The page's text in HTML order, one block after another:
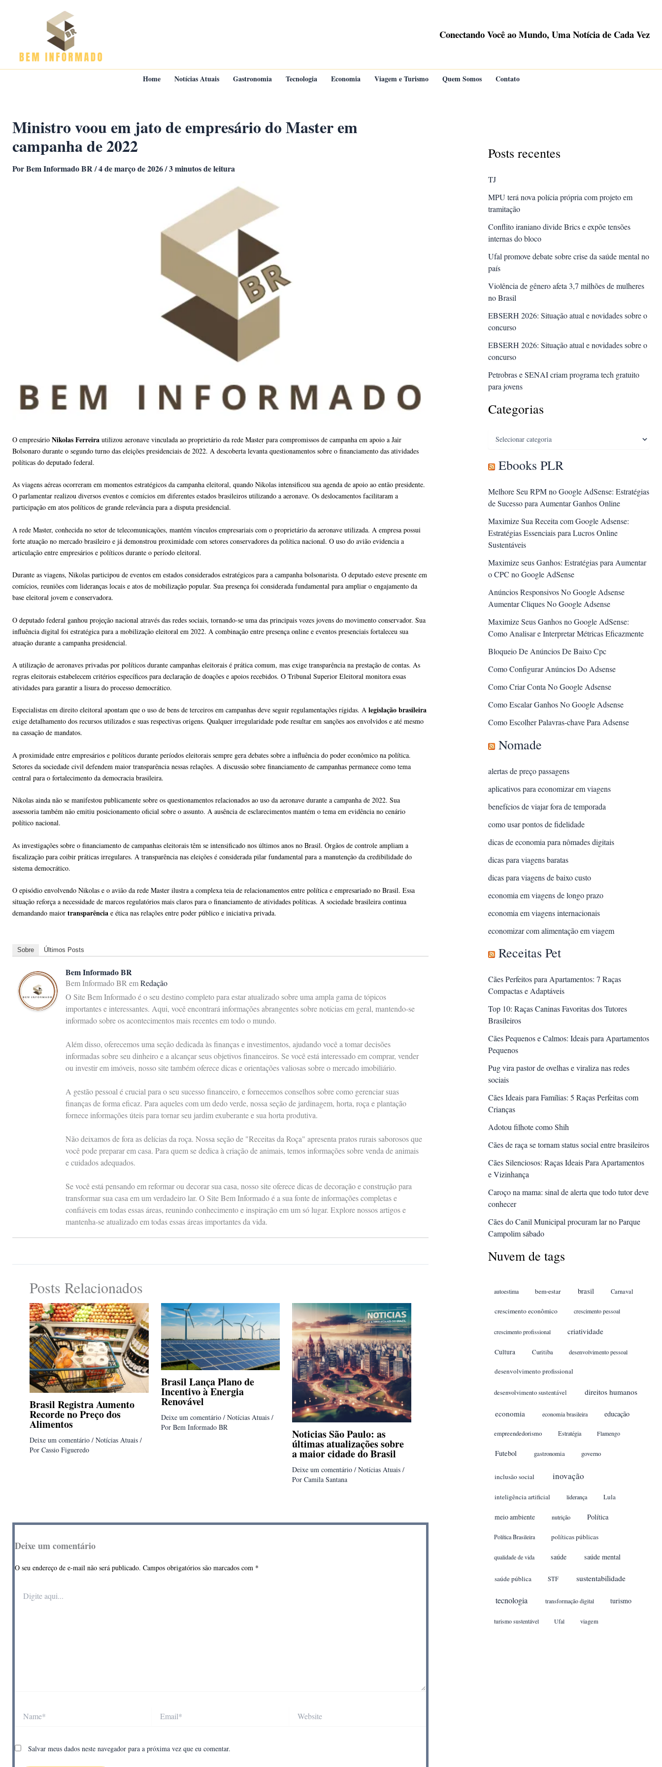
Conectando Você ao Mundo, Uma Notícia de Cada Vez
Home Notícias Atuais Gastronomia Tecnologia Economia Viagem e Turismo Quem Somos Contato
Ministro voou em jato de empresário do Master em
campanha de 2022
PorBem Informado BR/4 de março de 2026/3 minutos de leitura
O empresário Nikolas Ferreira utilizou aeronave vinculada ao proprietário da rede Master para compromissos de campanha em apoio a Jair
Bolsonaro durante o segundo turno das eleições presidenciais de 2022. A descoberta levanta questionamentos sobre o financiamento das atividades
políticas do deputado federal.
As viagens aéreas ocorreram em momentos estratégicos da campanha eleitoral, quando Nikolas intensificou sua agenda de apoio ao então presidente.
O parlamentar realizou diversos eventos e comícios em diferentes estados brasileiros utilizando a aeronave. Os deslocamentos facilitaram a
participação em atos políticos de grande relevância para a disputa presidencial.
A rede Master, conhecida no setor de telecomunicações, mantém vínculos empresariais com o proprietário da aeronave utilizada. A empresa possui
forte atuação no mercado brasileiro e já demonstrou proximidade com setores conservadores da política nacional. O uso do avião evidencia a
articulação entre empresários e políticos durante o período eleitoral.
Durante as viagens, Nikolas participou de eventos em estados considerados estratégicos para a campanha bolsonarista. O deputado esteve presente em
comícios, reuniões com lideranças locais e atos de mobilização popular. Sua presença foi considerada fundamental para ampliar o engajamento da
base eleitoral jovem e conservadora.
O deputado federal ganhou projeção nacional através das redes sociais, tornando-se uma das principais vozes jovens do movimento conservador. Sua
influência digital foi estratégica para a mobilização eleitoral em 2022. A combinação entre presença online e eventos presenciais fortaleceu sua
atuação durante a campanha presidencial.
A utilização de aeronaves privadas por políticos durante campanhas eleitorais é prática comum, mas exige transparência na prestação de contas. As
regras eleitorais estabelecem critérios específicos para declaração de doações e apoios recebidos. O Tribunal Superior Eleitoral monitora essas
atividades para garantir a lisura do processo democrático.
Especialistas em direito eleitoral apontam que o uso de bens de terceiros em campanhas deve seguir regulamentações rígidas. A legislação brasileira
exige detalhamento dos recursos utilizados e suas respectivas origens. Qualquer irregularidade pode resultar em sanções aos envolvidos e até mesmo
na cassação de mandatos.
A proximidade entre empresários e políticos durante períodos eleitorais sempre gera debates sobre a influência do poder econômico na política.
Setores da sociedade civil defendem maior transparência nessas relações. A discussão sobre financiamento de campanhas permanece como tema
central para o fortalecimento da democracia brasileira.
Nikolas ainda não se manifestou publicamente sobre os questionamentos relacionados ao uso da aeronave durante a campanha de 2022. Sua
assessoria também não emitiu posicionamento oficial sobre o assunto. A ausência de esclarecimentos mantém o tema em evidência no cenário
político nacional.
As investigações sobre o financiamento de campanhas eleitorais têm se intensificado nos últimos anos no Brasil. Órgãos de controle ampliam a
fiscalização para coibir práticas irregulares. A transparência nas eleições é considerada pilar fundamental para a manutenção da credibilidade do
sistema democrático.
O episódio envolvendo Nikolas e o avião da rede Master ilustra a complexa teia de relacionamentos entre política e empresariado no Brasil. Essa
situação reforça a necessidade de marcos regulatórios mais claros para o financiamento de atividades políticas. A sociedade brasileira continua
demandando maior transparência e ética nas relações entre poder público e iniciativa privada.
Sobre Últimos Posts
Bem Informado BR
Bem Informado BRemRedação
O Site Bem Informado é o seu destino completo para estar atualizado sobre uma ampla gama de tópicos
importantes e interessantes. Aqui, você encontrará informações abrangentes sobre notícias em geral, mantendo-se
informado sobre os acontecimentos mais recentes em todo o mundo.
Além disso, oferecemos uma seção dedicada às finanças e investimentos, ajudando você a tomar decisões
informadas sobre seu dinheiro e a alcançar seus objetivos financeiros. Se você está interessado em comprar, vender
ou investir em imóveis, nosso site também oferece dicas e orientações valiosas sobre o mercado imobiliário.
A gestão pessoal é crucial para o seu sucesso financeiro, e fornecemos conselhos sobre como gerenciar suas
finanças de forma eficaz. Para aqueles com um dedo verde, nossa seção de jardinagem, horta, roça e plantação
fornece informações úteis para tornar seu jardim exuberante e sua horta produtiva.
Não deixamos de fora as delícias da roça. Nossa seção de "Receitas da Roça" apresenta pratos rurais saborosos que
você pode preparar em casa. Para quem se dedica à criação de animais, temos informações sobre venda de animais
e cuidados adequados.
Se você está pensando em reformar ou decorar sua casa, nosso site oferece dicas de decoração e construção para
transformar sua casa em um verdadeiro lar. O Site Bem Informado é a sua fonte de informações completas e
confiáveis em todas essas áreas, reunindo conhecimento e inspiração em um só lugar. Explore nossos artigos e
mantenha-se atualizado em todas essas áreas importantes da vida.
Posts Relacionados
Brasil Registra Aumento
Recorde no Preço dos
Alimentos
Deixe um comentário / Notícias Atuais /
Por Cassio Figueredo
Brasil Lança Plano de
Incentivo à Energia
Renovável
Deixe um comentário / Notícias Atuais/
Por Bem Informado BR Noticias São Paulo: as
últimas atualizações sobre
a maior cidade do Brasil
Deixe um comentário /Notícias Atuais /
PorCamila Santana
Deixe um comentário
O seu endereço de e-mail não será publicado. Campos obrigatórios são marcados com *
aqui...
Salvar meus dados neste navegador para a próxima vez que eu comentar.
Posts recentes
TJ
MPU terá nova polícia própria com projeto em
tramitação
Conflito iraniano divide Brics e expõe tensões
internas do bloco
Ufal promove debate sobre crise da saúde mental no
país
Violência de gênero afeta 3,7 milhões de mulheres
no Brasil
EBSERH 2026: Situação atual e novidades sobre o
concurso
EBSERH 2026: Situação atual e novidades sobre o
concurso
Petrobras e SENAI criam programa tech gratuito
para jovens
Categorias
Ebooks PLR
Melhore Seu RPM no Google AdSense: Estratégias
de Sucesso para Aumentar Ganhos Online
Maximize Sua Receita com Google Adsense:
Estratégias Essenciais para Lucros Online
Sustentáveis
Maximize seus Ganhos: Estratégias para Aumentar
o CPC no Google AdSense
Anúncios Responsivos No Google Adsense
Aumentar Cliques No Google Adsense
Maximize Seus Ganhos no Google AdSense:
Como Analisar e Interpretar Métricas Eficazmente
Bloqueio De Anúncios De Baixo Cpc
Como Configurar Anúncios Do Adsense
Como Criar Conta No Google Adsense
Como Escalar Ganhos No Google Adsense
Como Escolher Palavras-chave Para Adsense
Nomade
alertas de preço passagens
aplicativos para economizar em viagens
benefícios de viajar fora de temporada
como usar pontos de fidelidade
dicas de economia para nômades digitais
dicas para viagens baratas
dicas para viagens de baixo custo
economia em viagens de longo prazo
economia em viagens internacionais
economizar com alimentação em viagem
Receitas Pet
Cães Perfeitos para Apartamentos: 7 Raças
Compactas e Adaptáveis
Top 10: Raças Caninas Favoritas dos Tutores
Brasileiros
Cães Pequenos e Calmos: Ideais para Apartamentos
Pequenos
Pug vira pastor de ovelhas e viraliza nas redes
sociais
Cães Ideais para Famílias: 5 Raças Perfeitas com
Crianças
Adotou filhote como Shih
Cães de raça se tornam status social entre brasileiros
Cães Silenciosos: Raças Ideais Para Apartamentos
e Vizinhança
Caroço na mama: sinal de alerta que todo tutor deve
conhecer
Cães do Canil Municipal procuram lar no Parque
Campolim sábado
Nuvem de tags
autoestima bem-estar brasil Carnaval
crescimento econômico crescimento pessoal
crescimento profissional criatividade
Cultura Curitiba desenvolvimento pessoal
desenvolvimento profissional
desenvolvimento sustentável direitos humanos
economia economia brasileira educação
empreendedorismo Estratégia Flamengo
Futebol gastronomia governo
inclusão social inovação
inteligência artificial liderança Lula
meio ambiente nutrição Política
Política Brasileira políticas públicas
qualidade de vida saúde saúde mental
saúde pública STF sustentabilidade
tecnologia transformação digital turismo
turismo sustentável Ufal viagem